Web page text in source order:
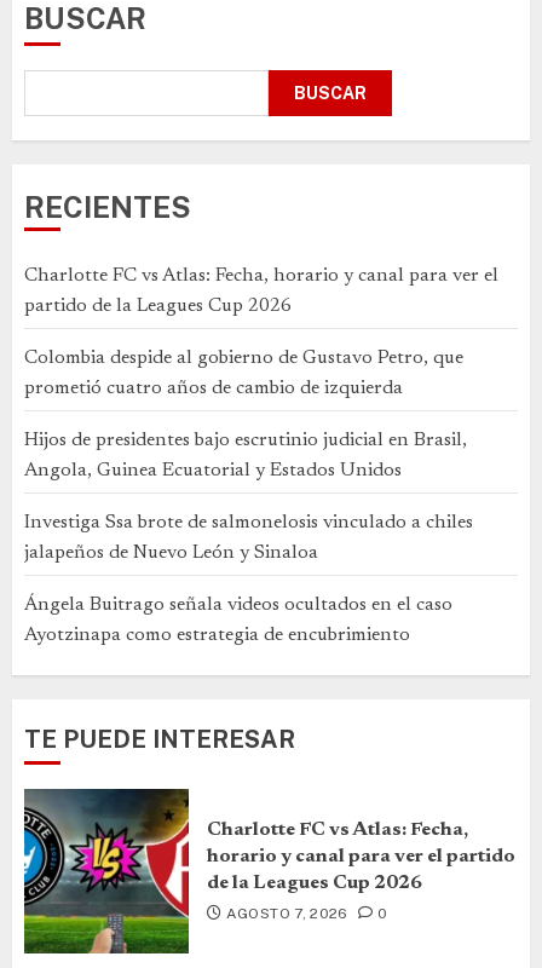
BUSCAR
BUSCAR
RECIENTES
Charlotte FC vs Atlas: Fecha, horario y canal para ver el
partido de la Leagues Cup 2026
Colombia despide al gobierno de Gustavo Petro, que
prometió cuatro años de cambio de izquierda
Hijos de presidentes bajo escrutinio judicial en Brasil,
Angola, Guinea Ecuatorial y Estados Unidos
Investiga Ssa brote de salmonelosis vinculado a chiles
jalapeños de Nuevo León y Sinaloa
Ángela Buitrago señala videos ocultados en el caso
Ayotzinapa como estrategia de encubrimiento
TE PUEDE INTERESAR
Charlotte FC vs Atlas: Fecha,
horario y canal para ver el partido
de la Leagues Cup 2026
AGOSTO 7, 2026 0